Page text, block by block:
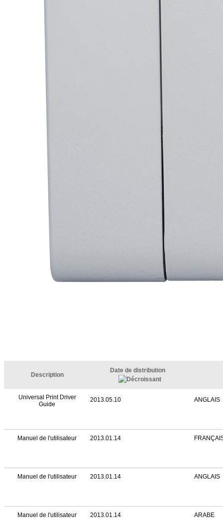
Description
Date de distribution
Universal Print Driver
Guide
2013.05.10 ANGLAIS
Manuel de l'utilisateur 2013.01.14
Manuel de l'utilisateur 2013.01.14 ANGLAIS
Manuel de l'utilisateur 2013.01.14 ARABE